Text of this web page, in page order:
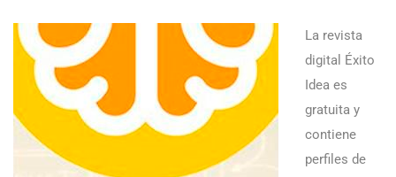
La revista
digital Éxito
Idea es
gratuita y
contiene
perfiles de